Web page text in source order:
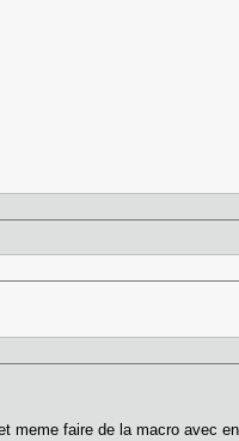
meme faire de la macro avec